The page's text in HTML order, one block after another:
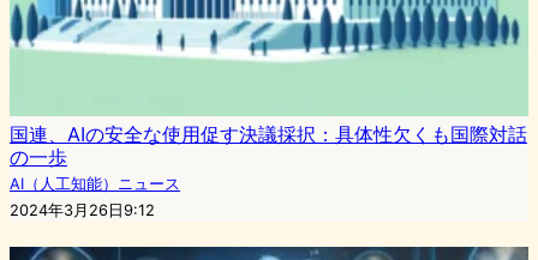
国連、AIの安全な使用促す決議採択：具体性欠くも国際対話
の一歩
AI（人工知能）ニュース
2024年3月26日9:12